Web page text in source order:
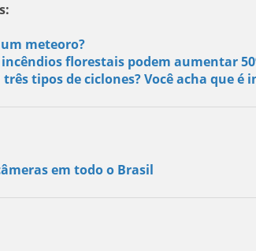
um meteoro?
florestais podem aumentar
três tipos de ciclones? Você acha que é
em todo o Brasil